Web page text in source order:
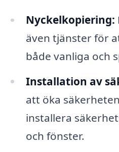
Nyckelkopiering:
även tjänster för
både vanliga och
Installation av
att öka
installera
och fönster.